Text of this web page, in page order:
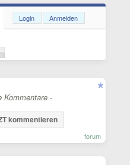
Login Anmelden
Kommentare -
kommentieren
forum